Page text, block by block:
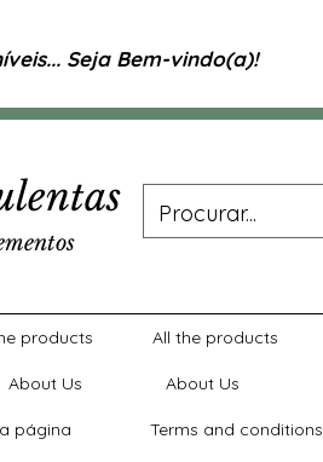
Seja Bem-vindo(a)!
products All the products
About Us About Us
página Terms and conditions